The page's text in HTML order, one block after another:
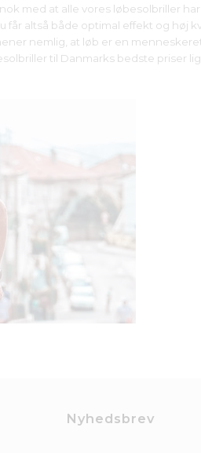
med at alle vores løbesolbriller
får altså både optimal effekt og høj
nemlig, at løb er en
til Danmarks bedste priser
Nyhedsbrev